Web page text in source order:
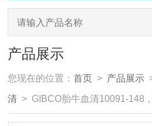
产品展示
您现在的位置：首页 > 产品展示
清 > GIBCO胎牛血清10091-148